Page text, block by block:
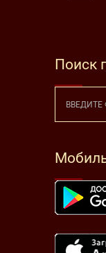
Поиск